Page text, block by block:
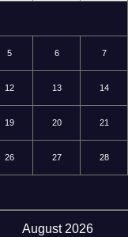
August 2026
5 6 7
12 13 14
19 20 21
26 27 28